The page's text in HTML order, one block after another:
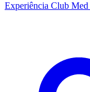
Experiência Club Med